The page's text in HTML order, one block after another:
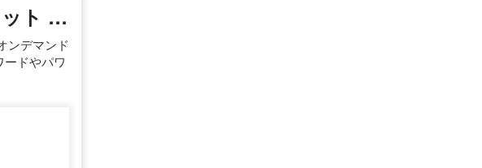
ット …
ンデマンド
ドやパワ